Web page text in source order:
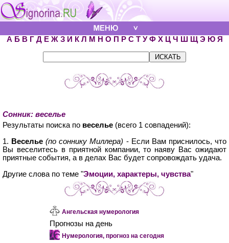
А Б В Г Д Е Ж З И К Л М Н О П Р С Т У Ф Х Ц Ч Ш Щ Э Ю Я
Сонник: веселье
Результаты поиска по веселье (всего 1 совпадений):
1. Веселье(по соннику Миллера) - Если Вам приснилось, что
Вы веселитесь в приятной компании, то наяву Вас ожидают
приятные события, а в делах Вас будет сопровождать удача.
Другие слова по теме "Эмоции, характеры, чувства"
Ангельская нумерология
Прогнозы на день
Нумерология, прогноз на сегодня